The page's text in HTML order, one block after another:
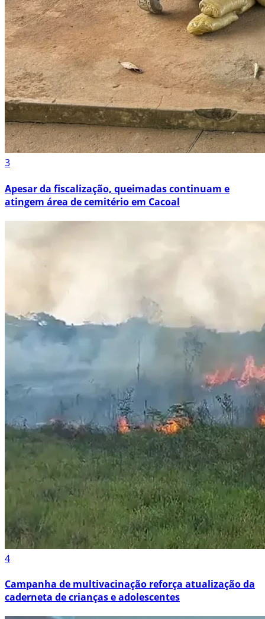
3
Apesar da fiscalização, queimadas continuam e
atingem área de cemitério em Cacoal
4
Campanha de multivacinação reforça atualização da
caderneta de crianças e adolescentes